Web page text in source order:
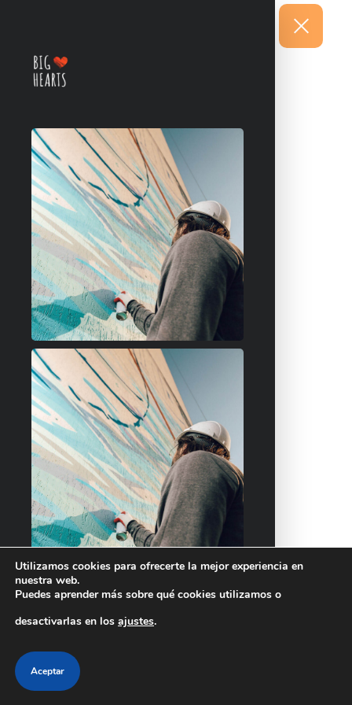
Utilizamos cookies para ofrecerte la mejor experiencia en
nuestra web.
Puedes aprender más sobre qué cookies utilizamos o
desactivarlas en los ajustes.
Aceptar